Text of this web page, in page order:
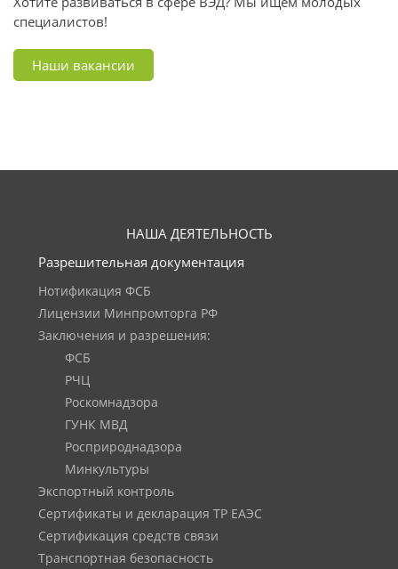
специалистов!
Наши вакансии
НАША ДЕЯТЕЛЬНОСТЬ
Разрешительная документация
Нотификация ФСБ
Лицензии Минпромторга РФ
Заключения и разрешения:
ФСБ
РЧЦ
Роскомнадзора
ГУНК МВД
Росприроднадзора
Минкультуры
Экспортный контроль
Сертификаты и декларация ТР ЕАЭС
Сертификация средств связи
Транспортная безопасность